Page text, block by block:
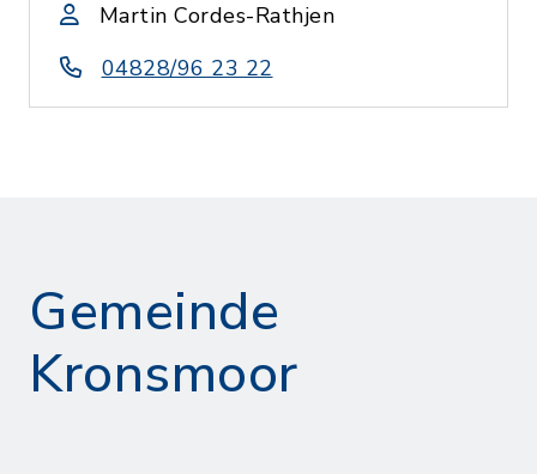
Martin Cordes-Rathjen
04828/96 23 22
Gemeinde
Kronsmoor